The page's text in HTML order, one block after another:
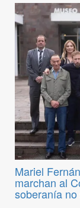
Mariel
marchan al
soberanía no